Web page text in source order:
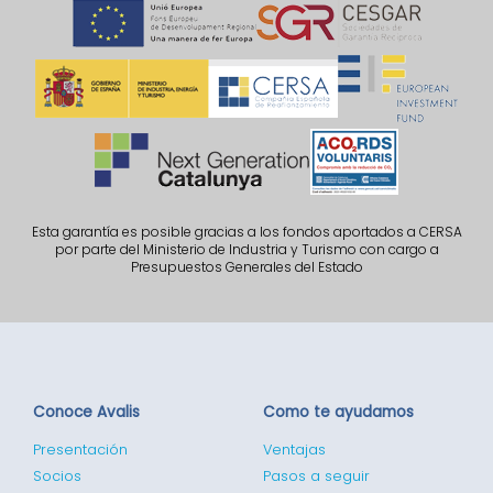
Esta garantía es posible gracias a los fondos aportados a CERSA
por parte del Ministerio de Industria y Turismo con cargo a
Presupuestos Generales del Estado
Conoce Avalis
Presentación
Socios
Como te ayudamos
Ventajas
Pasos a seguir